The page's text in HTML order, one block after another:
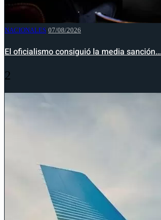
NACIONALES 07/08/2026
El oficialismo consiguió la media sanción…
2